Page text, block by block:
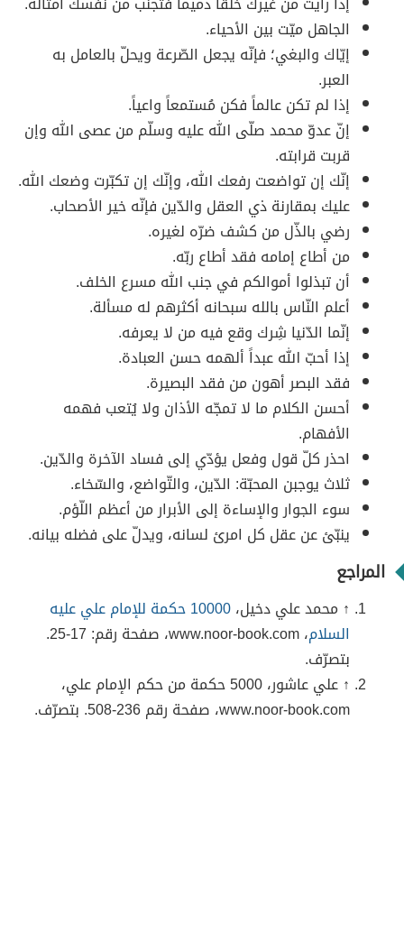
الجاهل ميّت بين الأحياء.
إيّاك والبغي؛ فإنّه يجعل الصّرعة ويحلّ بالعامل به
العبر.
إذا لم تكن عالماً فكن مُستمعاً واعياً.
إنّ عدوّ محمد صلّى الله عليه وسلّم من عصى الله وإن
قربت قرابته.
إنّك إن تواضعت رفعك الله، وإنّك إن تكبّرت وضعك الله.
عليك بمقارنة ذي العقل والدّين فإنّه خير الأصحاب.
رضي بالذّل من كشف ضرّه لغيره.
من أطاع إمامه فقد أطاع ربّه.
أن تبذلوا أموالكم في جنب الله مسرع الخلف.
أعلم النّاس بالله سبحانه أكثرهم له مسألة.
إنّما الدّنيا شِرك وقع فيه من لا يعرفه.
إذا أحبّ الله عبداً ألهمه حسن العبادة.
فقد البصر أهون من فقد البصيرة.
أحسن الكلام ما لا تمجّه الأذان ولا يُتعب فهمه
الأفهام.
احذر كلّ قول وفعل يؤدّي إلى فساد الآخرة والدّين.
ثلاث يوجبن المحبّة: الدّين، والتّواضع، والسّخاء.
سوء الجوار والإساءة إلى الأبرار من أعظم اللّؤم.
ينبّئ عن عقل كل امرئ لسانه، ويدلّ على فضله بيانه.
المراجع
↑ محمد علي دخيل،
10000 حكمة للإمام علي عليه
السلام
، www.noor-book.com، صفحة رقم: 17-25.
بتصرّف.
↑ علي عاشور، 5000 حكمة من حكم الإمام علي،
www.noor-book.com، صفحة رقم 236-508. بتصرّف.